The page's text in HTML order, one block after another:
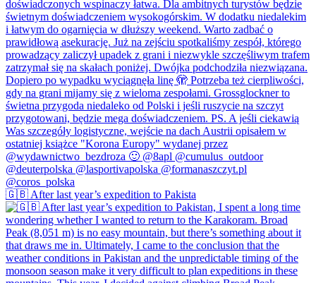
🇬🇧 After last year’s expedition to Pakista